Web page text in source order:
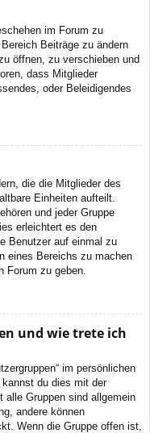
im Forum zu
Beiträge zu ändern
öffnen, zu verschieben und
dass Mitglieder
oder Beleidigendes
die die Mitglieder des
Einheiten aufteilt.
und jeder Gruppe
erleichtert es den
Benutzer auf einmal zu
eines Bereichs zu machen
Forum zu geben.
und wie trete ich
im persönlichen
du dies mit der
alle Gruppen sind allgemein
andere können
Wenn die Gruppe offen ist,